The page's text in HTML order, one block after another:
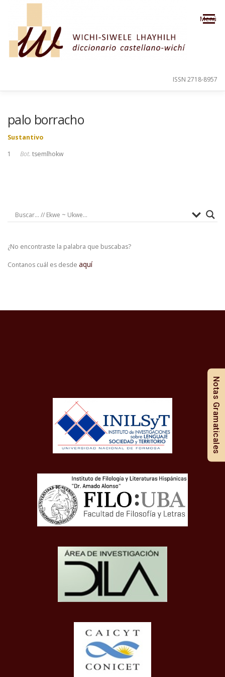
Saltar al contenido
Menú
ISSN 2718-8957
palo borracho
Sustantivo
1 Bot. tsemlhokw
¿No encontraste la palabra que buscabas?
Contanos cuál es desde aquí
Notas Gramaticales